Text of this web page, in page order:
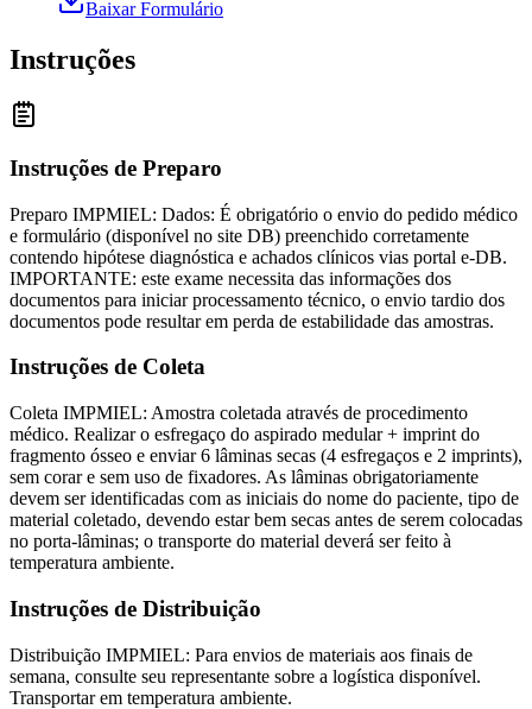
Baixar Formulário
Instruções
Instruções de Preparo
Preparo IMPMIEL: Dados: É obrigatório o envio do pedido médico
e formulário (disponível no site DB) preenchido corretamente
contendo hipótese diagnóstica e achados clínicos vias portal e-DB.
IMPORTANTE: este exame necessita das informações dos
documentos para iniciar processamento técnico, o envio tardio dos
documentos pode resultar em perda de estabilidade das amostras.
Instruções de Coleta
Coleta IMPMIEL: Amostra coletada através de procedimento
médico. Realizar o esfregaço do aspirado medular + imprint do
fragmento ósseo e enviar 6 lâminas secas (4 esfregaços e 2 imprints),
sem corar e sem uso de fixadores. As lâminas obrigatoriamente
devem ser identificadas com as iniciais do nome do paciente, tipo de
material coletado, devendo estar bem secas antes de serem colocadas
no porta-lâminas; o transporte do material deverá ser feito à
temperatura ambiente.
Instruções de Distribuição
Distribuição IMPMIEL: Para envios de materiais aos finais de
semana, consulte seu representante sobre a logística disponível.
Transportar em temperatura ambiente.